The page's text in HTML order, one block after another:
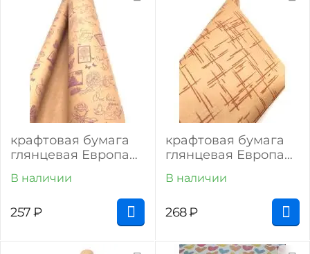
крафтовая бумага
глянцевая Европа
на крафте)
В наличии
257₽
крафтовая бумага
глянцевая Европа
В наличии
268₽